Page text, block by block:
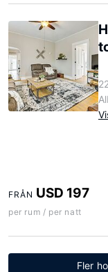
FRÅN USD 197
per rum / per natt
Fler